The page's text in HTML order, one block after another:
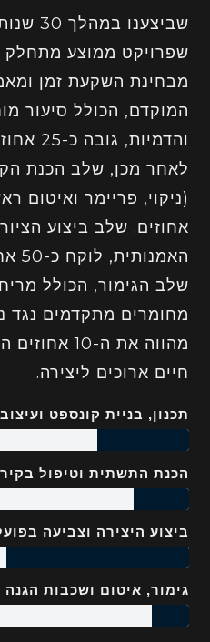
שפרויקט ממוצע מתחלק
מבחינת השקעת זמן
המוקדם, הכולל סיעור
לאחר מכן, שלב הכנת
אחוזים. שלב ביצוע
שלב הגימור, הכולל
מחומרים מתקדמים נגד
מהווה את ה-
חיים ארוכים ליצירה.
תכנון, בניית קונספט
הכנת התשתית וטיפול בקיר
ביצוע היצירה וצביעה
גימור, איטום ושכבות הגנה